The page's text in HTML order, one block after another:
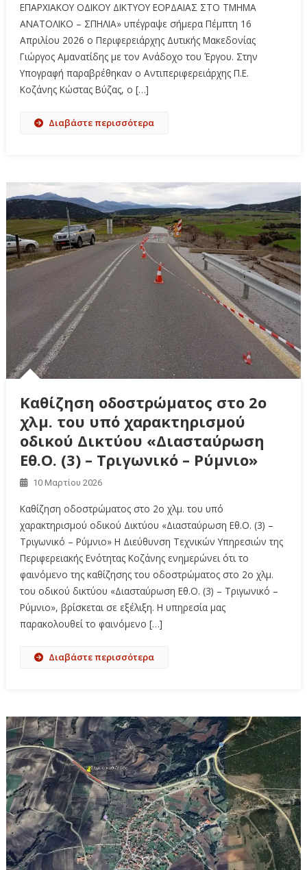
ΕΠΑΡΧΙΑΚΟΥ ΟΔΙΚΟΥ ΔΙΚΤΥΟΥ ΕΟΡΔΑΙΑΣ ΣΤΟ ΤΜΗΜΑ
ΑΝΑΤΟΛΙΚΟ – ΣΠΗΛΙΑ» υπέγραψε σήμερα Πέμπτη 16
Απριλίου 2026 ο Περιφερειάρχης Δυτικής Μακεδονίας
Γιώργος Αμανατίδης με τον Ανάδοχο του Έργου. Στην
Υπογραφή παραβρέθηκαν ο Αντιπεριφερειάρχης Π.Ε.
Κοζάνης Κώστας Βύζας, ο […]
Διαβάστε περισσότερα
Καθίζηση οδοστρώματος στο 2ο
χλμ. του υπό χαρακτηρισμού
οδικού Δικτύου «Διασταύρωση
Εθ.Ο. (3) – Τριγωνικό – Ρύμνιο»
10 Μαρτίου 2026
Καθίζηση οδοστρώματος στο 2ο χλμ. του υπό
χαρακτηρισμού οδικού Δικτύου «Διασταύρωση Εθ.Ο. (3) –
Τριγωνικό – Ρύμνιο» Η Διεύθυνση Τεχνικών Υπηρεσιών της
Περιφερειακής Ενότητας Κοζάνης ενημερώνει ότι το
φαινόμενο της καθίζησης του οδοστρώματος στο 2ο χλμ.
του οδικού δικτύου «Διασταύρωση Εθ.Ο. (3) – Τριγωνικό –
Ρύμνιο», βρίσκεται σε εξέλιξη. Η υπηρεσία μας
παρακολουθεί το φαινόμενο […]
Διαβάστε περισσότερα